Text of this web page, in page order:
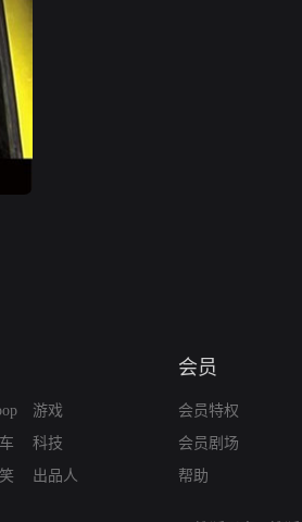
游戏
科技
出品人
会员
会员特权
会员剧场
帮助